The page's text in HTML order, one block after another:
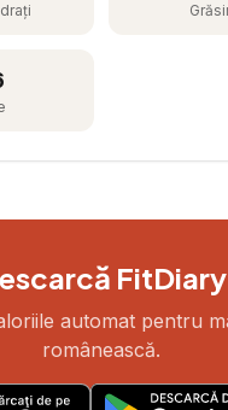
FitDiary
automat pentru
românească.